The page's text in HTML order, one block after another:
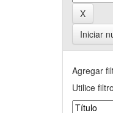
Iniciar
Agregar
Utilice